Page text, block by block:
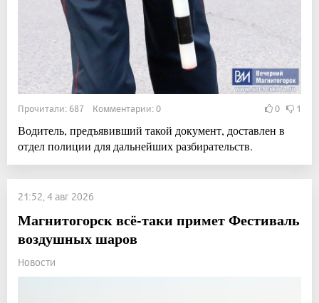
Прочитали: 687 Комментарии: 0 0 1
Водитель, предъявивший такой документ, доставлен в
отдел полиции для дальнейших разбирательств.
21:52, 4 авг 2026
Магнитогорск всё-таки примет Фестиваль
воздушных шаров
Новости